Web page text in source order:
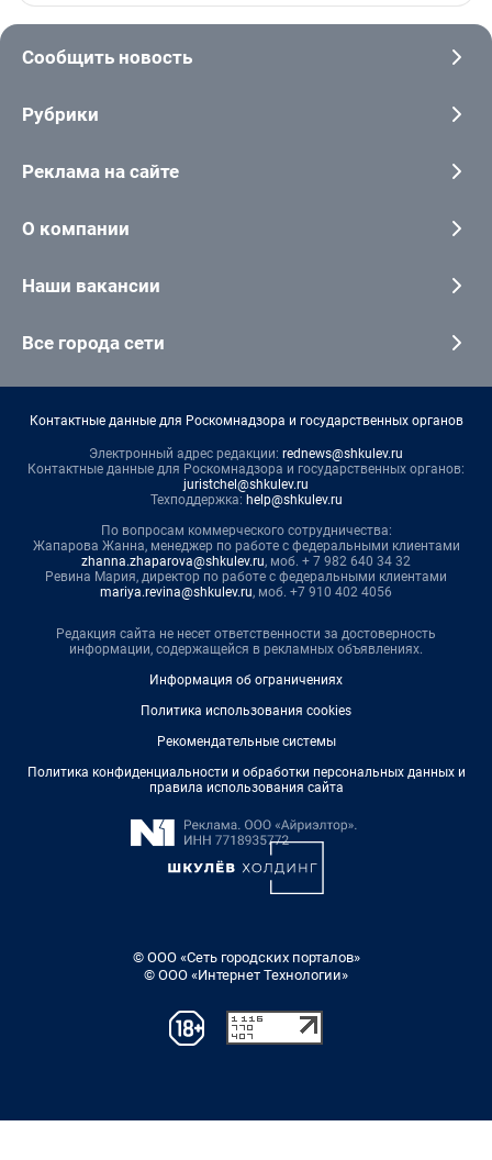
Сообщить новость
Рубрики
Реклама на сайте
О компании
Наши вакансии
Все города сети
Контактные данные для Роскомнадзора и государственных органов
Электронный адрес редакции: rednews@shkulev.ru
Контактные данные для Роскомнадзора и государственных органов:
juristchel@shkulev.ru
Техподдержка: help@shkulev.ru
По вопросам коммерческого сотрудничества:
Жапарова Жанна, менеджер по работе с федеральными клиентами
zhanna.zhaparova@shkulev.ru, моб. + 7 982 640 34 32
Ревина Мария, директор по работе с федеральными клиентами
mariya.revina@shkulev.ru, моб. +7 910 402 4056
Редакция сайта не несет ответственности за достоверность
информации, содержащейся в рекламных объявлениях.
Информация об ограничениях
Политика использования cookies
Рекомендательные системы
Политика конфиденциальности и обработки персональных данных и
правила использования сайта
© ООО «Сеть городских порталов»
© ООО «Интернет Технологии»